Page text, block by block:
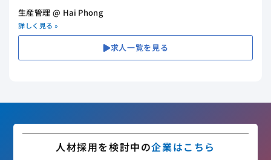
生産管理 @ Hai Phong
詳しく見る »
求人一覧を見る
人材採用を検討中の企業はこちら